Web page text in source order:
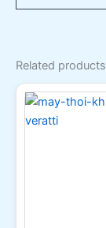
Related products